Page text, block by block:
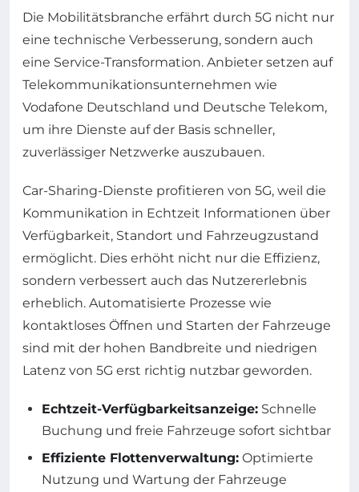
Die Mobilitätsbranche erfährt durch 5G nicht nur
eine technische Verbesserung, sondern auch
eine Service-Transformation. Anbieter setzen auf
Telekommunikationsunternehmen wie
Vodafone Deutschland und Deutsche Telekom,
um ihre Dienste auf der Basis schneller,
zuverlässiger Netzwerke auszubauen.
Car-Sharing-Dienste profitieren von 5G, weil die
Kommunikation in Echtzeit Informationen über
Verfügbarkeit, Standort und Fahrzeugzustand
ermöglicht. Dies erhöht nicht nur die Effizienz,
sondern verbessert auch das Nutzererlebnis
erheblich. Automatisierte Prozesse wie
kontaktloses Öffnen und Starten der Fahrzeuge
sind mit der hohen Bandbreite und niedrigen
Latenz von 5G erst richtig nutzbar geworden.
Echtzeit-Verfügbarkeitsanzeige: Schnelle
Buchung und freie Fahrzeuge sofort sichtbar
Effiziente Flottenverwaltung: Optimierte
Nutzung und Wartung der Fahrzeuge